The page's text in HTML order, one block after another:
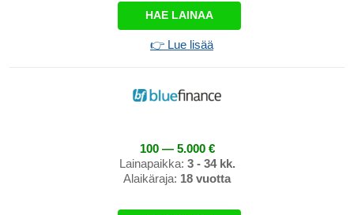
HAE LAINAA
👉 Lue lisää
100 — 5.000 €
Lainapaikka: 3 - 34 kk.
Alaikäraja: 18 vuotta